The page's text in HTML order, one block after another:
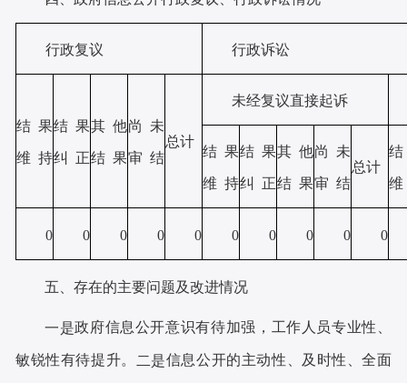
行政复议 行政诉讼
结果
维 持
结果
纠 正
其他
结 果
尚未
审 结
总计
未经复议直接起诉
结果
维 持
结果
纠 正
其他
结 果
尚未
审 结
总计
0 0 0 0 0 0 0 0 0 0
五、存在的主要问题及改进情况
一是政府信息公开意识有待加强， 工作人员专业性、
敏锐性有待提升。 二是信息公开的主动性、及时性、全面